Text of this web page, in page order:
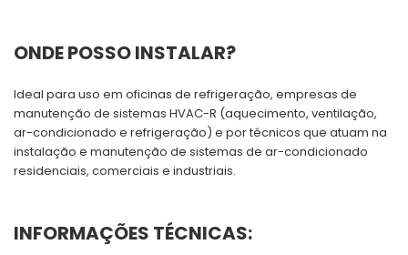
ONDE POSSO INSTALAR?
Ideal para uso em oficinas de refrigeração, empresas de
manutenção de sistemas HVAC-R (aquecimento, ventilação,
ar-condicionado e refrigeração) e por técnicos que atuam na
instalação e manutenção de sistemas de ar-condicionado
residenciais, comerciais e industriais.
INFORMAÇÕES TÉCNICAS: